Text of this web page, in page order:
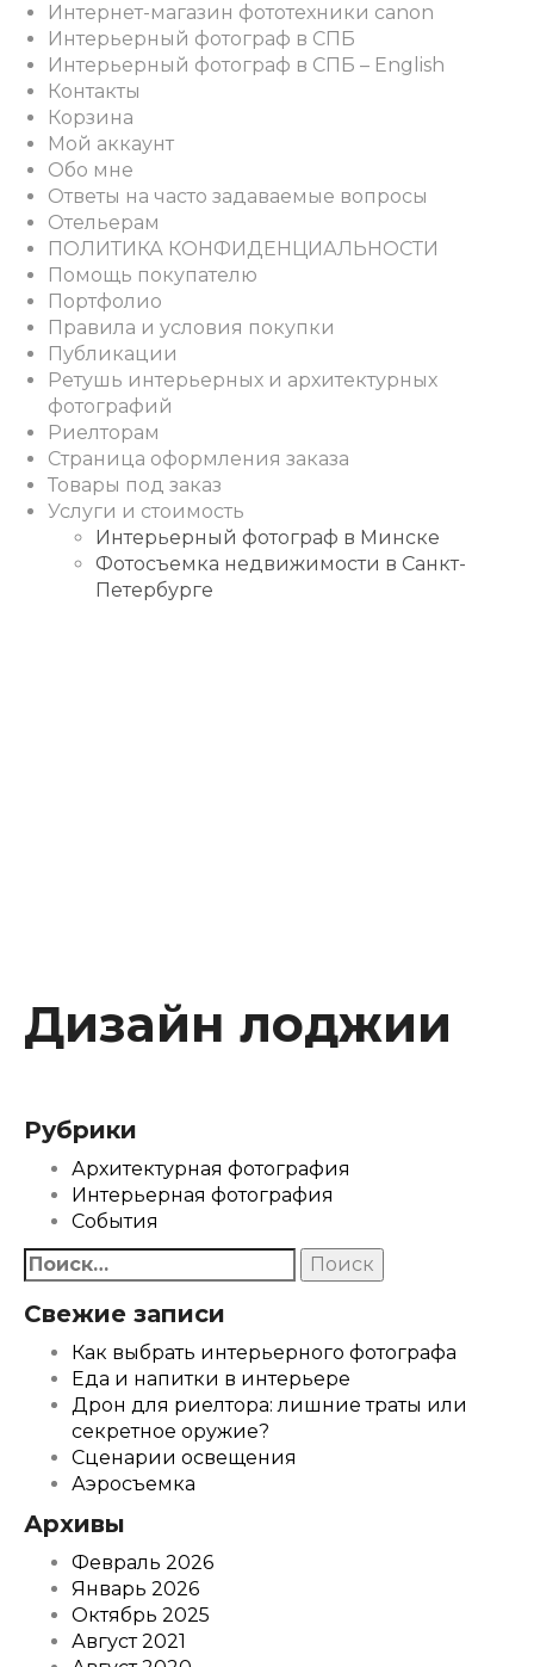
Интернет-магазин фототехники canon
Интерьерный фотограф в СПБ
Интерьерный фотограф в СПБ – English
Контакты
Корзина
Мой аккаунт
Обо мне
Ответы на часто задаваемые вопросы
Отельерам
ПОЛИТИКА КОНФИДЕНЦИАЛЬНОСТИ
Помощь покупателю
Портфолио
Правила и условия покупки
Публикации
Ретушь интерьерных и архитектурных
фотографий
Риелторам
Страница оформления заказа
Товары под заказ
Услуги и стоимость
Интерьерный фотограф в Минске
Фотосъемка недвижимости в Санкт-
Петербурге
Дизайн лоджии
Рубрики
Архитектурная фотография
Интерьерная фотография
События
Найти:
Свежие записи
Как выбрать интерьерного фотографа
Еда и напитки в интерьере
Дрон для риелтора: лишние траты или
секретное оружие?
Сценарии освещения
Аэросъемка
Архивы
Февраль 2026
Январь 2026
Октябрь 2025
Август 2021